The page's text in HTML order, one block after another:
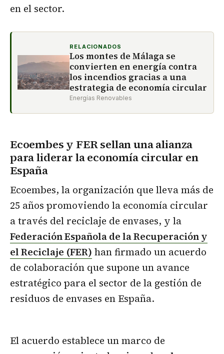
en el sector.
RELACIONADOS
Los montes de Málaga se
convierten en energía contra
los incendios gracias a una
estrategia de economía circular
Energías Renovables
Ecoembes y FER sellan una alianza
para liderar la economía circular en
España
Ecoembes, la organización que lleva más de
25 años promoviendo la economía circular
a través del reciclaje de envases, y la
Federación Española de la Recuperación y
el Reciclaje (FER) han firmado un acuerdo
de colaboración que supone un avance
estratégico para el sector de la gestión de
residuos de envases en España.
El acuerdo establece un marco de